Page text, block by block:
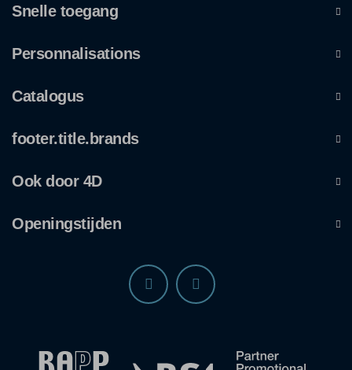
Snelle toegang
Personnalisations
Catalogus
footer.title.brands
Ook door 4D
Openingstijden